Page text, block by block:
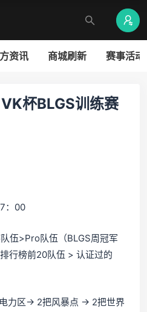
资讯 商城刷新 赛事活动
杯BLGS训练赛
：00
伍>Pro队伍（BLGS周冠军
行榜前20队伍 > 认证过的
力区-> 2把风暴点 -> 2把世界